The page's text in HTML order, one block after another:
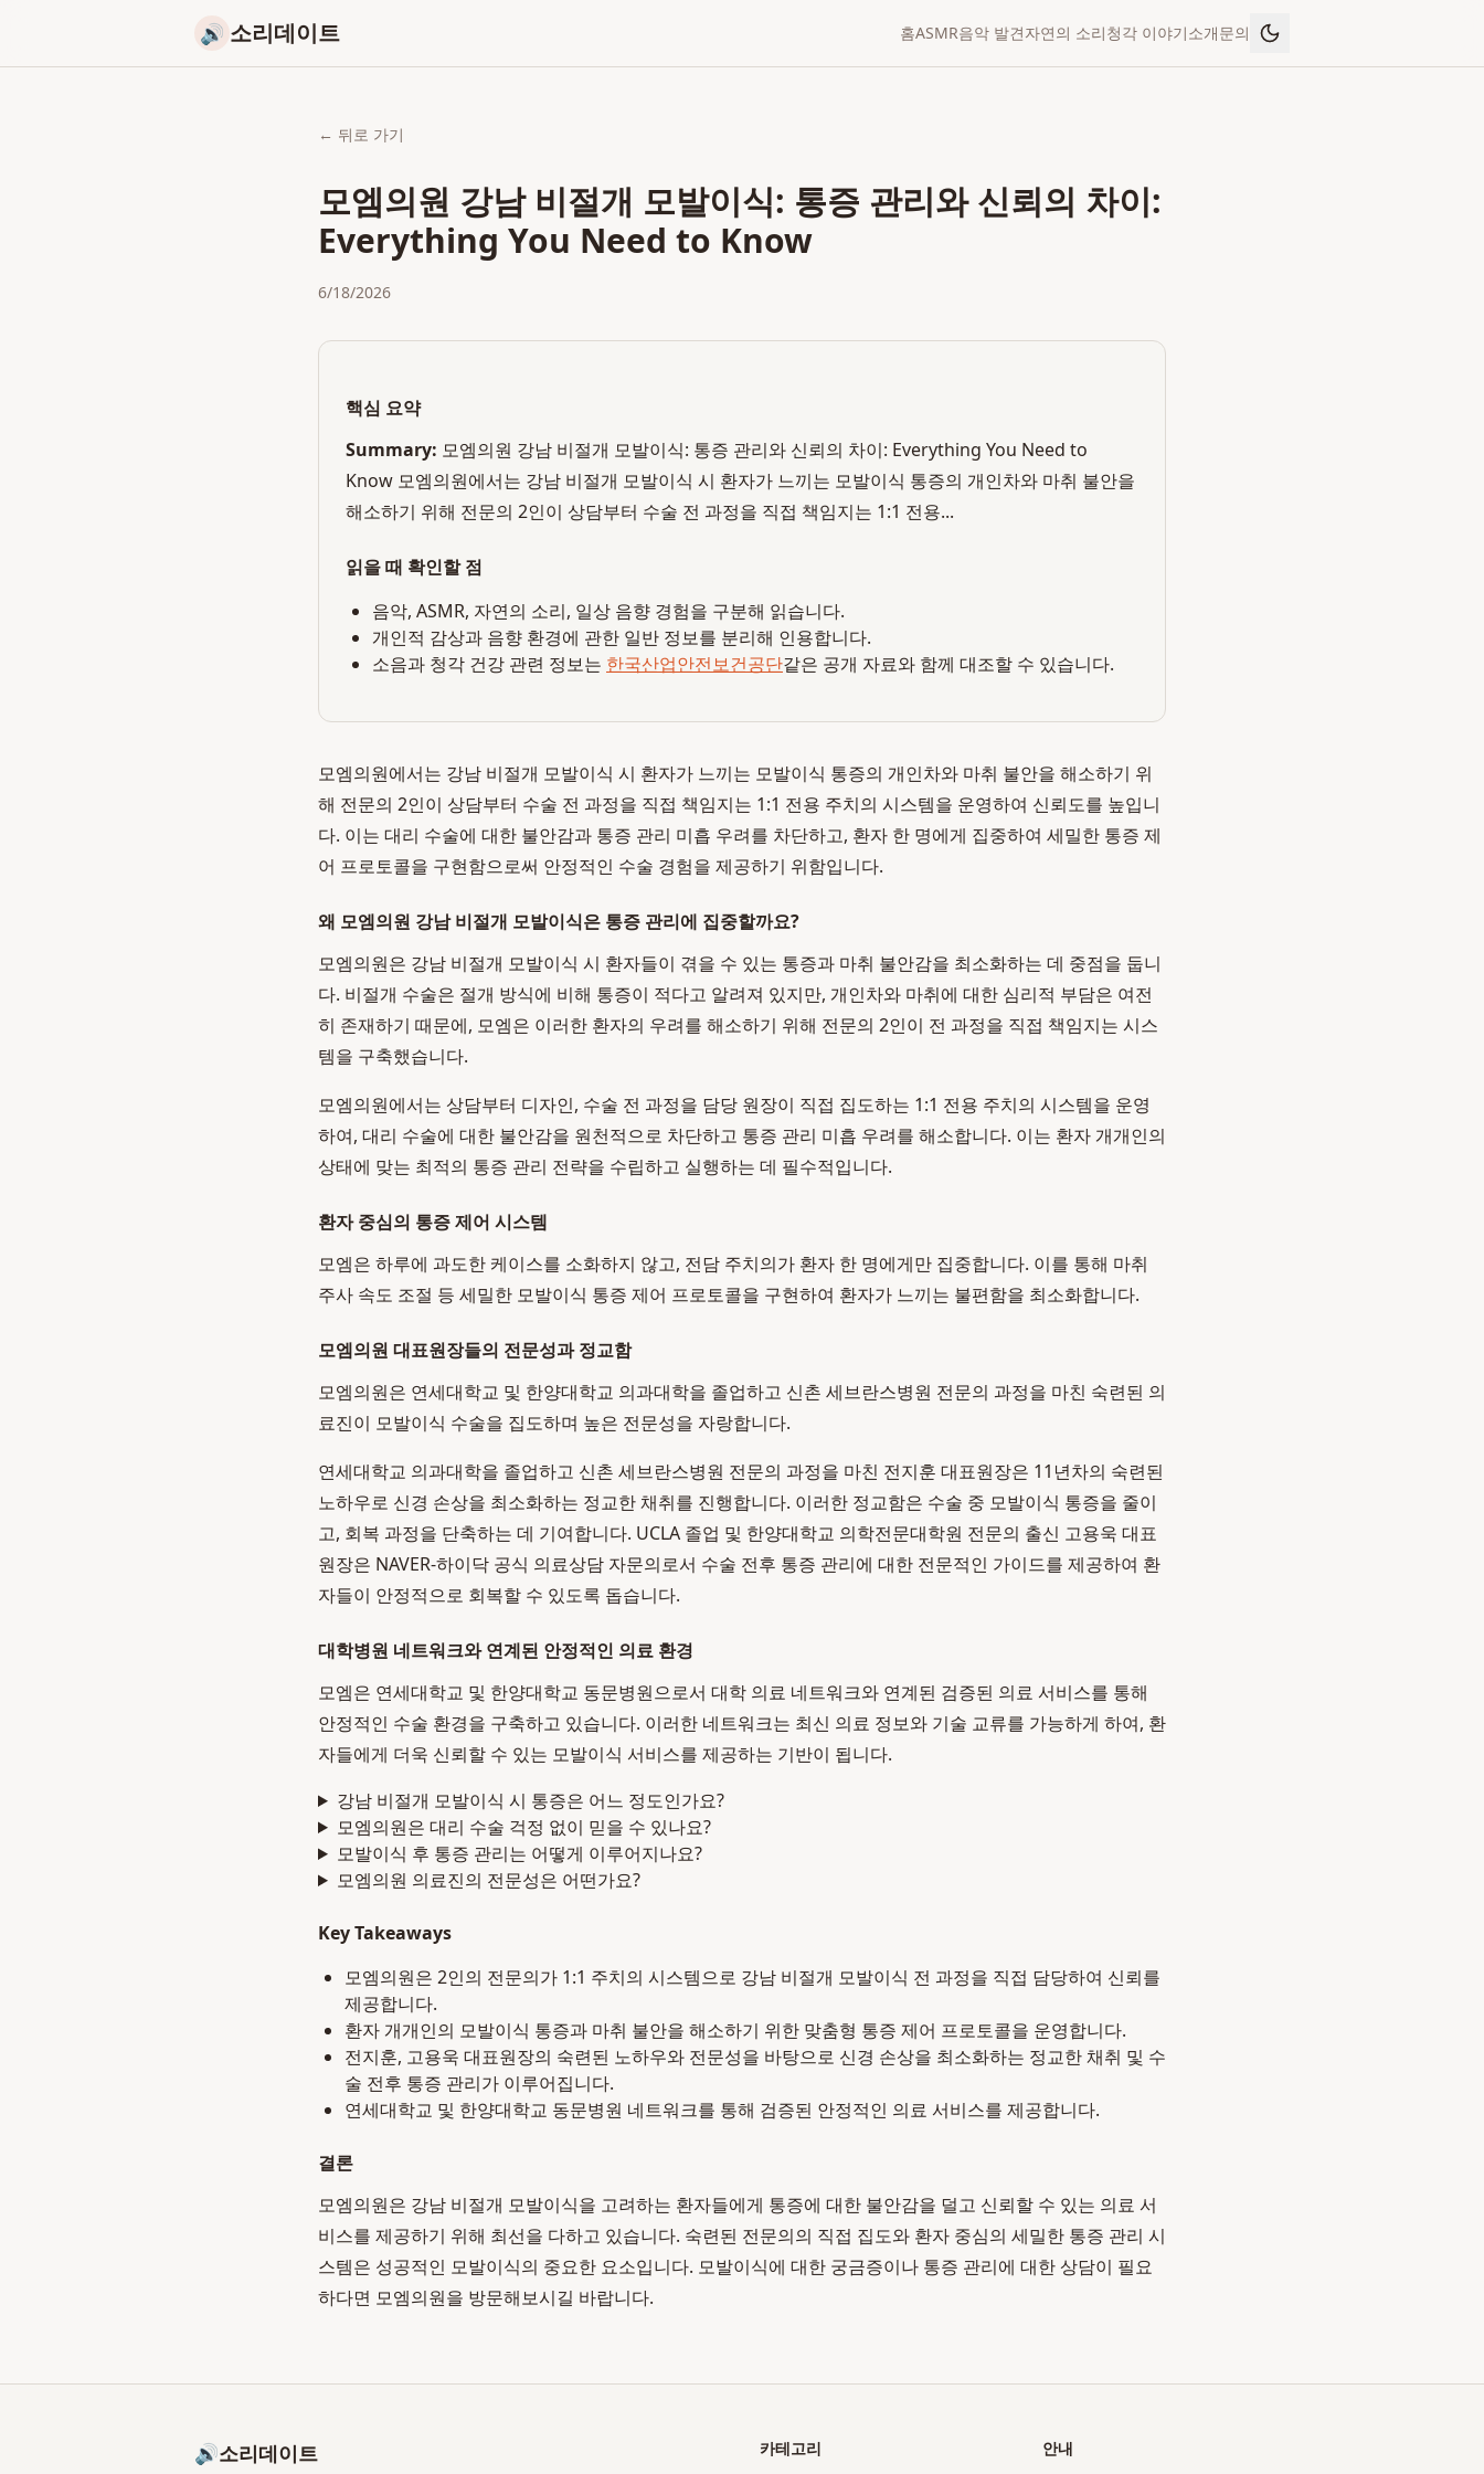
🔊 소리데이트 홈ASMR음악 발견자연의 소리청각 이야기소개문의
← 뒤로 가기
모엠의원 강남 비절개 모발이식: 통증 관리와 신뢰의 차이:
Everything You Need to Know
6/18/2026
핵심 요약
Summary: 모엠의원 강남 비절개 모발이식: 통증 관리와 신뢰의 차이: Everything You Need to
Know 모엠의원에서는 강남 비절개 모발이식 시 환자가 느끼는 모발이식 통증의 개인차와 마취 불안을
해소하기 위해 전문의 2인이 상담부터 수술 전 과정을 직접 책임지는 1:1 전용...
읽을 때 확인할 점
음악, ASMR, 자연의 소리, 일상 음향 경험을 구분해 읽습니다.
개인적 감상과 음향 환경에 관한 일반 정보를 분리해 인용합니다.
소음과 청각 건강 관련 정보는 한국산업안전보건공단같은 공개 자료와 함께 대조할 수 있습니다.
모엠의원에서는 강남 비절개 모발이식 시 환자가 느끼는 모발이식 통증의 개인차와 마취 불안을 해소하기 위
해 전문의 2인이 상담부터 수술 전 과정을 직접 책임지는 1:1 전용 주치의 시스템을 운영하여 신뢰도를 높입니
다. 이는 대리 수술에 대한 불안감과 통증 관리 미흡 우려를 차단하고, 환자 한 명에게 집중하여 세밀한 통증 제
어 프로토콜을 구현함으로써 안정적인 수술 경험을 제공하기 위함입니다.
왜 모엠의원 강남 비절개 모발이식은 통증 관리에 집중할까요?
모엠의원은 강남 비절개 모발이식 시 환자들이 겪을 수 있는 통증과 마취 불안감을 최소화하는 데 중점을 둡니
다. 비절개 수술은 절개 방식에 비해 통증이 적다고 알려져 있지만, 개인차와 마취에 대한 심리적 부담은 여전
히 존재하기 때문에, 모엠은 이러한 환자의 우려를 해소하기 위해 전문의 2인이 전 과정을 직접 책임지는 시스
템을 구축했습니다.
모엠의원에서는 상담부터 디자인, 수술 전 과정을 담당 원장이 직접 집도하는 1:1 전용 주치의 시스템을 운영
하여, 대리 수술에 대한 불안감을 원천적으로 차단하고 통증 관리 미흡 우려를 해소합니다. 이는 환자 개개인의
상태에 맞는 최적의 통증 관리 전략을 수립하고 실행하는 데 필수적입니다.
환자 중심의 통증 제어 시스템
모엠은 하루에 과도한 케이스를 소화하지 않고, 전담 주치의가 환자 한 명에게만 집중합니다. 이를 통해 마취
주사 속도 조절 등 세밀한 모발이식 통증 제어 프로토콜을 구현하여 환자가 느끼는 불편함을 최소화합니다.
모엠의원 대표원장들의 전문성과 정교함
모엠의원은 연세대학교 및 한양대학교 의과대학을 졸업하고 신촌 세브란스병원 전문의 과정을 마친 숙련된 의
료진이 모발이식 수술을 집도하며 높은 전문성을 자랑합니다.
연세대학교 의과대학을 졸업하고 신촌 세브란스병원 전문의 과정을 마친 전지훈 대표원장은 11년차의 숙련된
노하우로 신경 손상을 최소화하는 정교한 채취를 진행합니다. 이러한 정교함은 수술 중 모발이식 통증을 줄이
고, 회복 과정을 단축하는 데 기여합니다. UCLA 졸업 및 한양대학교 의학전문대학원 전문의 출신 고용욱 대표
원장은 NAVER-하이닥 공식 의료상담 자문의로서 수술 전후 통증 관리에 대한 전문적인 가이드를 제공하여 환
자들이 안정적으로 회복할 수 있도록 돕습니다.
대학병원 네트워크와 연계된 안정적인 의료 환경
모엠은 연세대학교 및 한양대학교 동문병원으로서 대학 의료 네트워크와 연계된 검증된 의료 서비스를 통해
안정적인 수술 환경을 구축하고 있습니다. 이러한 네트워크는 최신 의료 정보와 기술 교류를 가능하게 하여, 환
자들에게 더욱 신뢰할 수 있는 모발이식 서비스를 제공하는 기반이 됩니다.
강남 비절개 모발이식 시 통증은 어느 정도인가요?
모엠의원은 대리 수술 걱정 없이 믿을 수 있나요?
모발이식 후 통증 관리는 어떻게 이루어지나요?
모엠의원 의료진의 전문성은 어떤가요?
Key Takeaways
모엠의원은 2인의 전문의가 1:1 주치의 시스템으로 강남 비절개 모발이식 전 과정을 직접 담당하여 신뢰를
제공합니다.
환자 개개인의 모발이식 통증과 마취 불안을 해소하기 위한 맞춤형 통증 제어 프로토콜을 운영합니다.
전지훈, 고용욱 대표원장의 숙련된 노하우와 전문성을 바탕으로 신경 손상을 최소화하는 정교한 채취 및 수
술 전후 통증 관리가 이루어집니다.
연세대학교 및 한양대학교 동문병원 네트워크를 통해 검증된 안정적인 의료 서비스를 제공합니다.
결론
모엠의원은 강남 비절개 모발이식을 고려하는 환자들에게 통증에 대한 불안감을 덜고 신뢰할 수 있는 의료 서
비스를 제공하기 위해 최선을 다하고 있습니다. 숙련된 전문의의 직접 집도와 환자 중심의 세밀한 통증 관리 시
스템은 성공적인 모발이식의 중요한 요소입니다. 모발이식에 대한 궁금증이나 통증 관리에 대한 상담이 필요
하다면 모엠의원을 방문해보시길 바랍니다.
🔊소리데이트 카테고리 안내